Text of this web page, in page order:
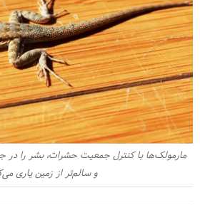
مارمولک‌‌ها با کنترل جمعیت حشرات، بشر را
و سالم‌تر از زمین یاری